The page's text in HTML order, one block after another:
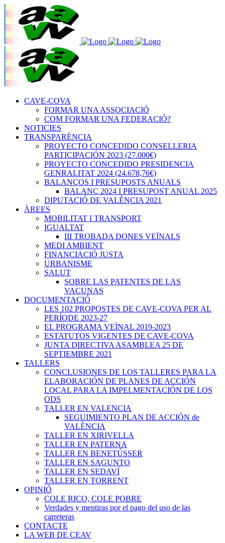
CAVE-COVA
FORMAR UNA ASSOCIACIÓ
COM FORMAR UNA FEDERACIÓ?
NOTICIES
TRANSPARÈNCIA
PROYECTO CONCEDIDO CONSELLERIA
PARTICIPACIÓN 2023 (27.000€)
PROYECTO CONCEDIDO PRESIDENCIA
GENRALITAT 2024 (24.678,76€)
BALANÇOS I PRESUPOSTS ANUALS
BALANÇ 2024 I PRESUPOST ANUAL 2025
DIPUTACIÓ DE VALÈNCIA 2021
ÀREES
MOBILITAT I TRANSPORT
IGUALTAT
III TROBADA DONES VEÏNALS
MEDI AMBIENT
FINANCIACIÓ JUSTA
URBANISME
SALUT
SOBRE LAS PATENTES DE LAS
VACUNAS
DOCUMENTACIÓ
LES 102 PROPOSTES DE CAVE-COVA PER AL
PERÍODE 2023-27
EL PROGRAMA VEÏNAL 2019-2023
ESTATUTOS VIGENTES DE CAVE-COVA
JUNTA DIRECTIVA ASAMBLEA 25 DE
SEPTIEMBRE 2021
TALLERS
CONCLUSIONES DE LOS TALLERES PARA LA
ELABORACIÓN DE PLANES DE ACCIÓN
LOCAL PARA LA IMPELMENTACIÓN DE LOS
ODS
TALLER EN VALENCIA
SEGUIMIENTO PLAN DE ACCIÓN de
VALÈNCIA
TALLER EN XIRIVELLA
TALLER EN PATERNA
TALLER EN BENETÚSSER
TALLER EN SAGUNTO
TALLER EN SEDAVÍ
TALLER EN TORRENT
OPINIÓ
COLE RICO, COLE POBRE
Verdades y mentiras por el pago del uso de las
carreteras
CONTACTE
LA WEB DE CEAV